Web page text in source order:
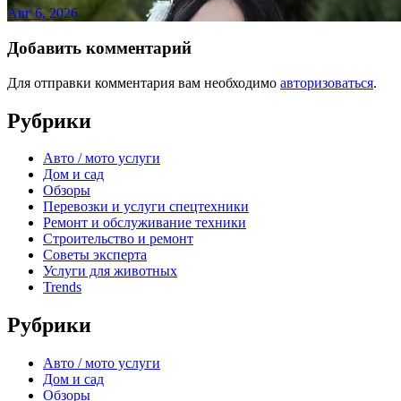
Авг 6, 2026
Добавить комментарий
Для отправки комментария вам необходимо авторизоваться.
Рубрики
Авто / мото услуги
Дом и сад
Обзоры
Перевозки и услуги спецтехники
Ремонт и обслуживание техники
Строительство и ремонт
Советы эксперта
Услуги для животных
Trends
Рубрики
Авто / мото услуги
Дом и сад
Обзоры